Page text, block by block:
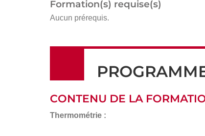
Formation(s) requise(s)
Aucun prérequis.
CONTENU DE LA
Thermométrie :